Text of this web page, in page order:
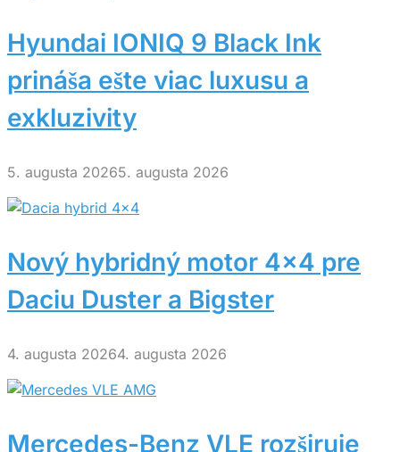
Hyundai IONIQ 9 Black Ink
prináša ešte viac luxusu a
exkluzivity
5. augusta 20265. augusta 2026
Nový hybridný motor 4×4 pre
Daciu Duster a Bigster
4. augusta 20264. augusta 2026
Mercedes-Benz VLE rozširuje